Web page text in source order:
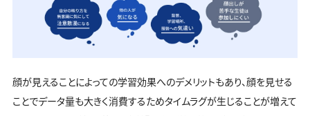
顔が見えることによっての学習効果へのデメリットもあり、顔を見せる
ことでデータ量も大きく消費するためタイムラグが生じることが増えて